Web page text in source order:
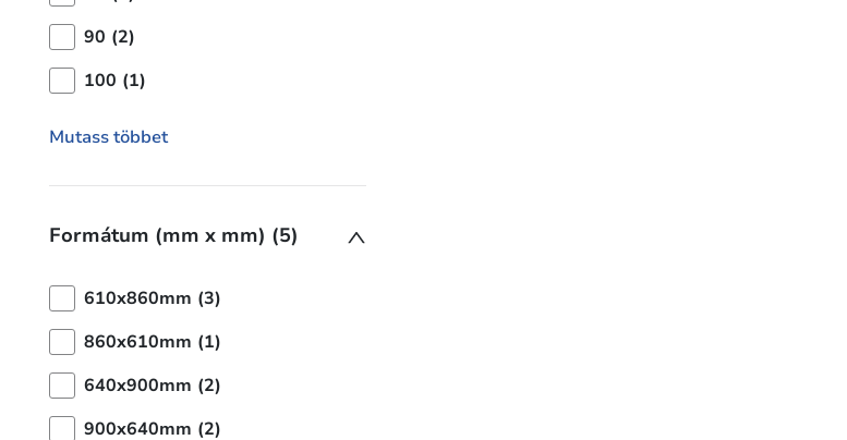
90 (2)
100 (1)
Mutass többet
Formátum (mm x mm) (5)
610x860mm (3)
860x610mm (1)
640x900mm (2)
900x640mm (2)